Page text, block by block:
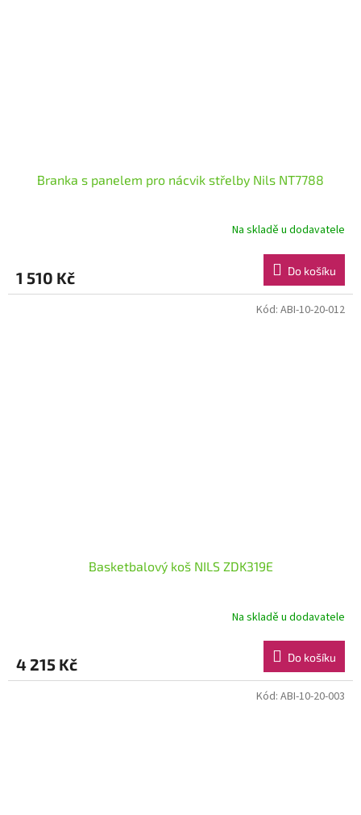
Branka s panelem pro nácvik střelby Nils NT7788
Na skladě u dodavatele
1 510 Kč Do košíku
Basketbalový koš NILS ZDK319E
Na skladě u dodavatele
4 215 Kč Do košíku
Kód: ABI-10-20-012
Kód: ABI-10-20-003